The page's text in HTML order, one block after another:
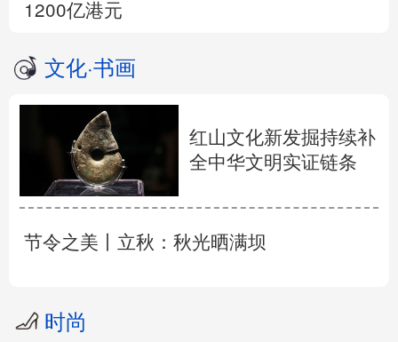
1200亿港元
文化·书画
红山文化新发掘持续补
全中华文明实证链条
节令之美丨立秋：秋光晒满坝
时尚